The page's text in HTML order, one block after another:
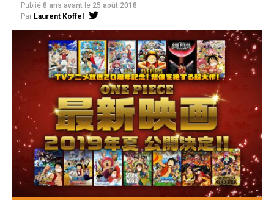
Publié 8 ans avant le 25 août 2018
Par Laurent Koffel